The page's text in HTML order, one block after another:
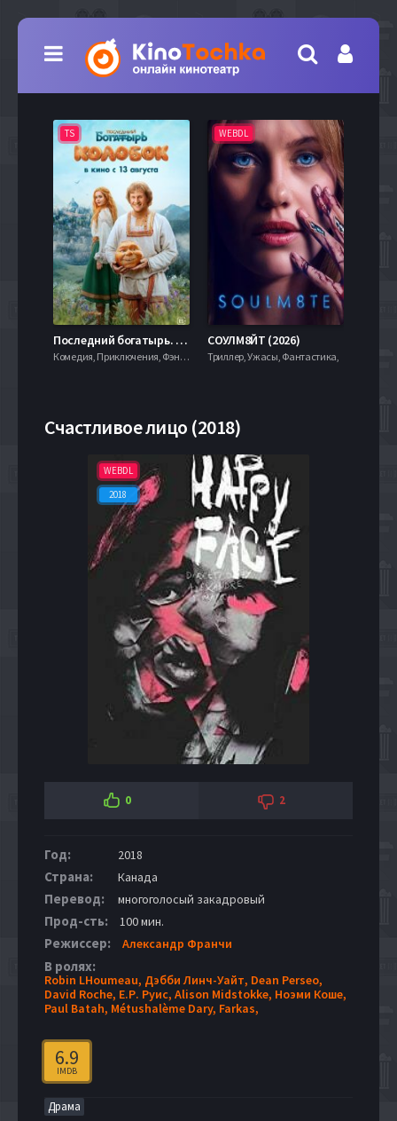
TS
Последний богатырь. Колобок (2026)
Комедия, Приключения, Фэнтези,
WEBDL
СОУЛМ8ЙТ (2026)
Триллер, Ужасы, Фантастика,
Счастливое лицо (2018)
WEBDL
2018
0 2
Год: 2018
Страна: Канада
Перевод: многоголосый закадровый
Прод-сть: 100 мин.
Режиссер: Александр Франчи
В ролях:
Robin LHoumeau, Дэбби Линч-Уайт, Dean Perseo,
David Roche, Е.Р. Руис, Alison Midstokke, Ноэми Коше,
Paul Batah, Métushalème Dary, Farkas,
6.9
IMDB
Драма